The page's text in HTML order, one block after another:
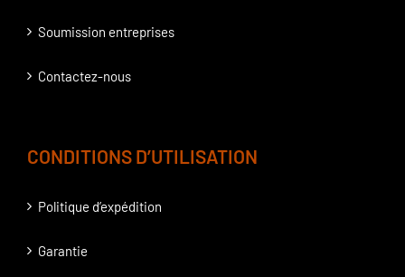
Soumission entreprises
Contactez-nous
CONDITIONS D’UTILISATION
Politique d’expédition
Garantie